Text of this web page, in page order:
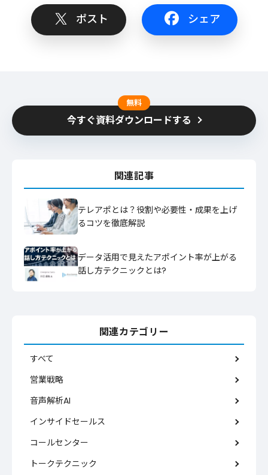
ポスト シェア
無料
今すぐ資料ダウンロードする
関連記事
テレアポとは？役割や必要性・成果を上げ
るコツを徹底解説
データ活用で見えたアポイント率が上がる
話し方テクニックとは?
関連カテゴリー
すべて
営業戦略
音声解析AI
インサイドセールス
コールセンター
トークテクニック